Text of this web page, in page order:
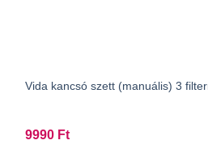
Vida kancsó szett (manuális) 3
9990 Ft